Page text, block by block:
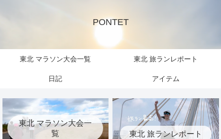
PONTET
東北 マラソン大会一覧 東北 旅ランレポート
日記 アイテム
東北 マラソン大会一
覧
東北 旅ランレポート